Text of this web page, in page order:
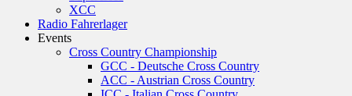
XCC
Radio Fahrerlager
Events
Cross Country Championship
GCC - Deutsche Cross Country
ACC - Austrian Cross Country